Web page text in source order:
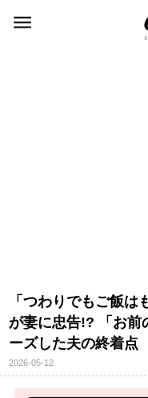
「つわりでもご飯
が妻に忠告!? 「お前
ーズした夫の終着点
2026-05-12